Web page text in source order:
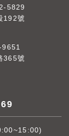
5829
192號
365號